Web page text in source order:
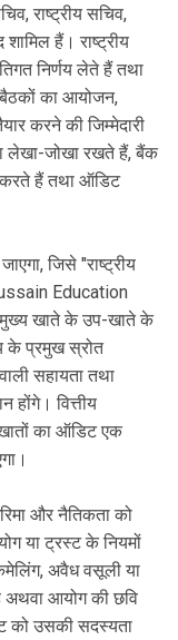
राष्ट्रीय सचिव,
शामिल हैं। राष्ट्रीय
निर्णय लेते हैं तथा
बैठकों का आयोजन,
करने की जिम्मेदारी
लेखा-जोखा रखते हैं, बैंक
करते हैं तथा ऑडिट
जिसे "राष्ट्रीय
Education
मुख्य खाते के उप-खाते के
के प्रमुख स्रोत
सहायता तथा
होंगे। वित्तीय
खातों का ऑडिट एक
और नैतिकता को
या ट्रस्ट के नियमों
अवैध वसूली या
अथवा आयोग की छवि
को उसकी सदस्यता